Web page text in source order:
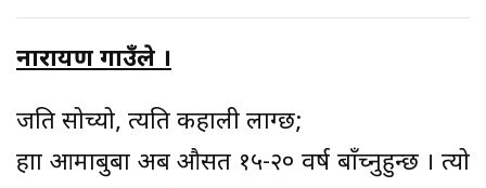
नारायण गाउँले ।
जति सोच्यो, त्यति कहाली लाग्छ;
हाम्रा आमाबुबा अब औसत १५-२० वर्ष बाँच्नुहुन्छ । त्यो